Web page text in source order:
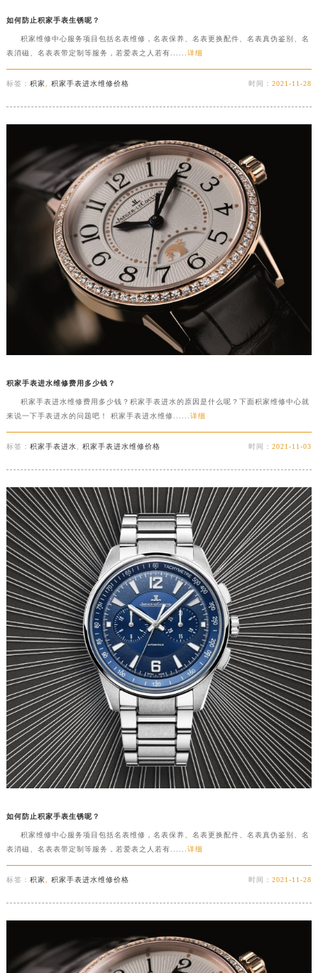
如何防止积家手表生锈呢？
积家维修中心服务项目包括名表维修，名表保养、名表更换配件、名表真伪鉴别、名
表消磁、名表表带定制等服务，若爱表之人若有...... 详细
标签： 积家 积家手表进水维修价格 时间：2021-11-28
积家手表进水维修费用多少钱？
积家手表进水维修费用多少钱？积家手表进水的原因是什么呢？下面积家维修中心就
来说一下手表进水的问题吧！ 积家手表进水维修...... 详细
标签： 积家手表进水 积家手表进水维修价格 时间：2021-11-03
如何防止积家手表生锈呢？
积家维修中心服务项目包括名表维修，名表保养、名表更换配件、名表真伪鉴别、名
表消磁、名表表带定制等服务，若爱表之人若有......详细
标签： 积家, 积家手表进水维修价格 时间：2021-11-28